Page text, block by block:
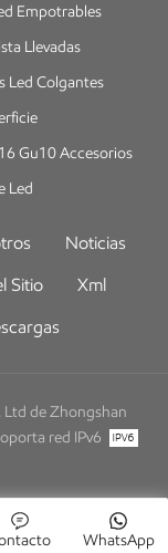
Empotrables
Llevadas
Led Colgantes
Gu10 Accesorios
Led
Noticias
Sitio
Xml
de Zhongshan
red IPv6
WhatsApp